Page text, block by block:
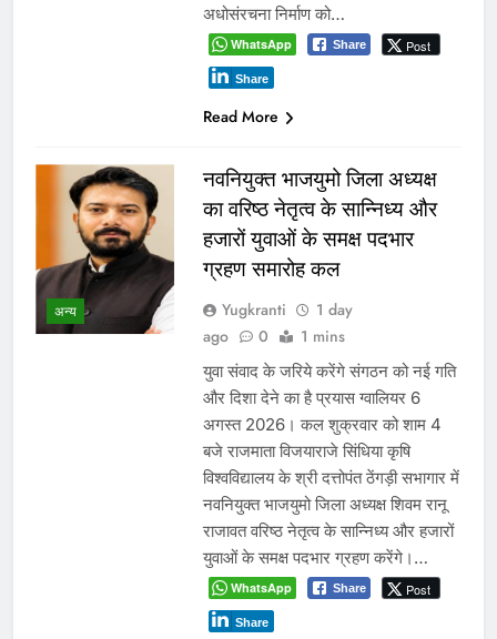
अधोसंरचना निर्माण को…
WhatsApp Share Post
Share
Read More
अन्य
नवनियुक्त भाजयुमो जिला अध्यक्ष
का वरिष्ठ नेतृत्व के सान्निध्य और
हजारों युवाओं के समक्ष पदभार
ग्रहण समारोह कल
Yugkranti
1 day
ago
0 1 mins
युवा संवाद के जरिये करेंगे संगठन को नई गति
और दिशा देने का है प्रयास ग्वालियर 6
अगस्त 2026। कल शुक्रवार को शाम 4
बजे राजमाता विजयाराजे सिंधिया कृषि
विश्वविद्यालय के श्री दत्तोपंत ठेंगड़ी सभागार में
नवनियुक्त भाजयुमो जिला अध्यक्ष शिवम रानू
राजावत वरिष्ठ नेतृत्व के सान्निध्य और हजारों
युवाओं के समक्ष पदभार ग्रहण करेंगे।…
WhatsApp Share Post
Share